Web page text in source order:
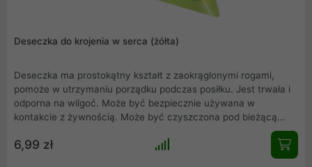
Deseczka do krojenia w serca (żółta)
Deseczka ma prostokątny kształt z zaokrąglonymi rogami,
pomoże w utrzymaniu porządku podczas posiłku. Jest trwała i
odporna na wilgoć. Może być bezpiecznie używana w
kontakcie z żywnością. Może być czyszczona pod bieżącą
stylowa i ma ciekawe wzornictwo.
6,99 zł